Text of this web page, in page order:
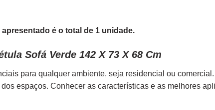
é o total de 1 unidade.
Sofá Verde 142 X 73 X 68 Cm
para qualquer ambiente, seja residencial ou
espaços. Conhecer as características e as melhores